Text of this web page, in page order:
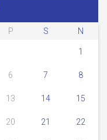
P S N
1
6 7 8
13 14 15
20 21 22